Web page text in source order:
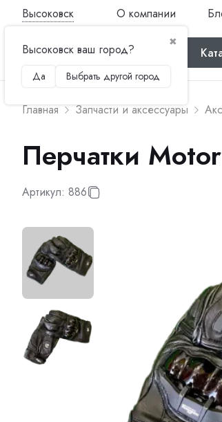
Высоковск
✖
Высоковск ваш город?
Да Выбрать другой город
О компании
Главная Запчасти и аксессуары
Перчатки
Артикул: 886